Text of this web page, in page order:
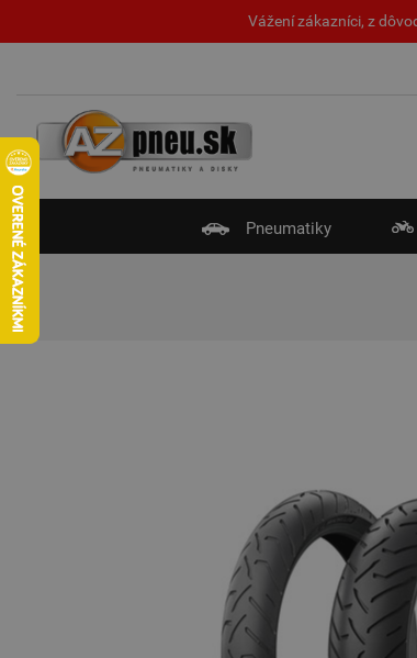
Vážení zákazníci, z
Pneumatiky